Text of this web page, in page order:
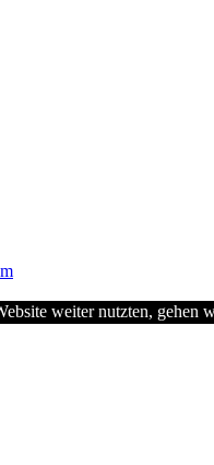
weiter nutzten, gehen